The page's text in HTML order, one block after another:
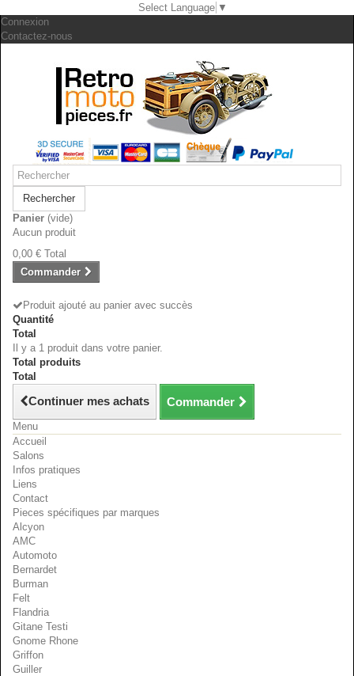
Select Language ▼
Connexion
Contactez-nous
Rechercher
Panier (vide)
Aucun produit
0,00 € Total
Commander
Produit ajouté au panier avec succès
Quantité
Total
Il y a 1 produit dans votre panier.
Total produits
Total
Continuer mes achats Commander
Menu
Accueil
Salons
Infos pratiques
Liens
Contact
Pieces spécifiques par marques
Alcyon
AMC
Automoto
Bernardet
Burman
Felt
Flandria
Gitane Testi
Gnome Rhone
Griffon
Guiller